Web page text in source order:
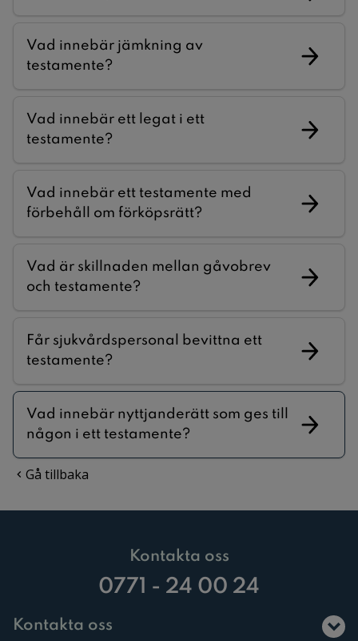
Vad innebär jämkning av
testamente?
Vad innebär ett legat i ett
testamente?
Vad innebär ett testamente med
förbehåll om förköpsrätt?
Vad är skillnaden mellan gåvobrev
och testamente?
Får sjukvårdspersonal bevittna ett
testamente?
Vad innebär nyttjanderätt som ges till
någon i ett testamente?
Gå tillbaka
Kontakta oss
0771 - 24 00 24
Kontakta oss